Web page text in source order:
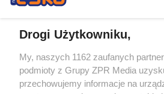
Drogi Użytkowniku,
My, naszych 1162 zaufanych
podmioty z Grupy ZPR Media
przechowujemy informacje na